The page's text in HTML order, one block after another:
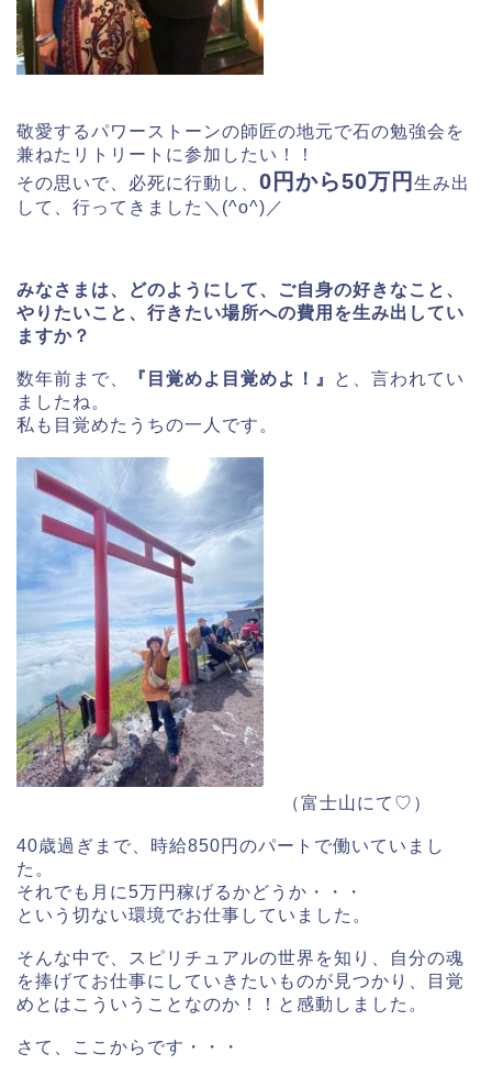
敬愛するパワーストーンの師匠の地元で石の勉強会を
兼ねたリトリートに参加したい！！
その思いで、必死に行動し、 0円から50万円 生み出
して、行ってきました＼(^o^)／
みなさまは、どのようにして、ご自身の好きなこと、
やりたいこと、行きたい場所への費用を生み出してい
ますか？
数年前まで、 『目覚めよ目覚めよ！』
と、言われてい
ましたね。
私も目覚めたうちの一人です。
（富士山にて♡）
40歳過ぎまで、時給850円のパートで働いていまし
た。
それでも月に5万円稼げるかどうか・・・
という切ない環境でお仕事していました。
そんな中で、スピリチュアルの世界を知り、自分の魂
を捧げてお仕事にしていきたいものが見つかり、目覚
めとはこういうことなのか！！と感動しました。
さて、ここからです・・・